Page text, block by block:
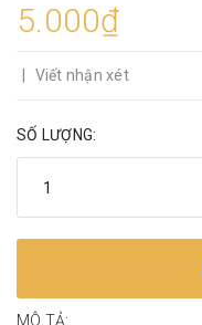
5.000₫
Viết nhận xét
SỐ LƯỢNG:
MÔ TẢ: